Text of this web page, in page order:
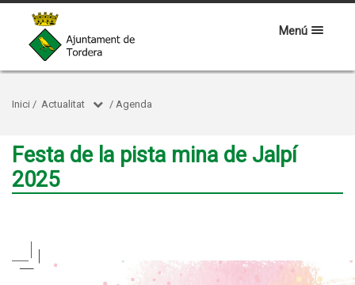
Menú
Inici / Actualitat / Agenda
Festa de la pista mina de Jalpí
2025